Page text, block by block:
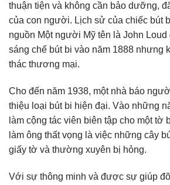
thuận tiện và không cần bảo dưỡng,
của con người. Lịch sử của chiếc bút
nguồn Một người Mỹ tên là John Loud
sáng chế bút bi vào năm 1888 nhưng
thác thương mại.
Cho đến năm 1938, một nhà báo
thiệu loại bút bi hiện đại. Vào những
làm cộng tác viên biên tập cho một tờ
làm ông thất vọng là việc những cây
giấy tờ và thường xuyên bị hỏng.
Với sự thông minh và được sự giúp